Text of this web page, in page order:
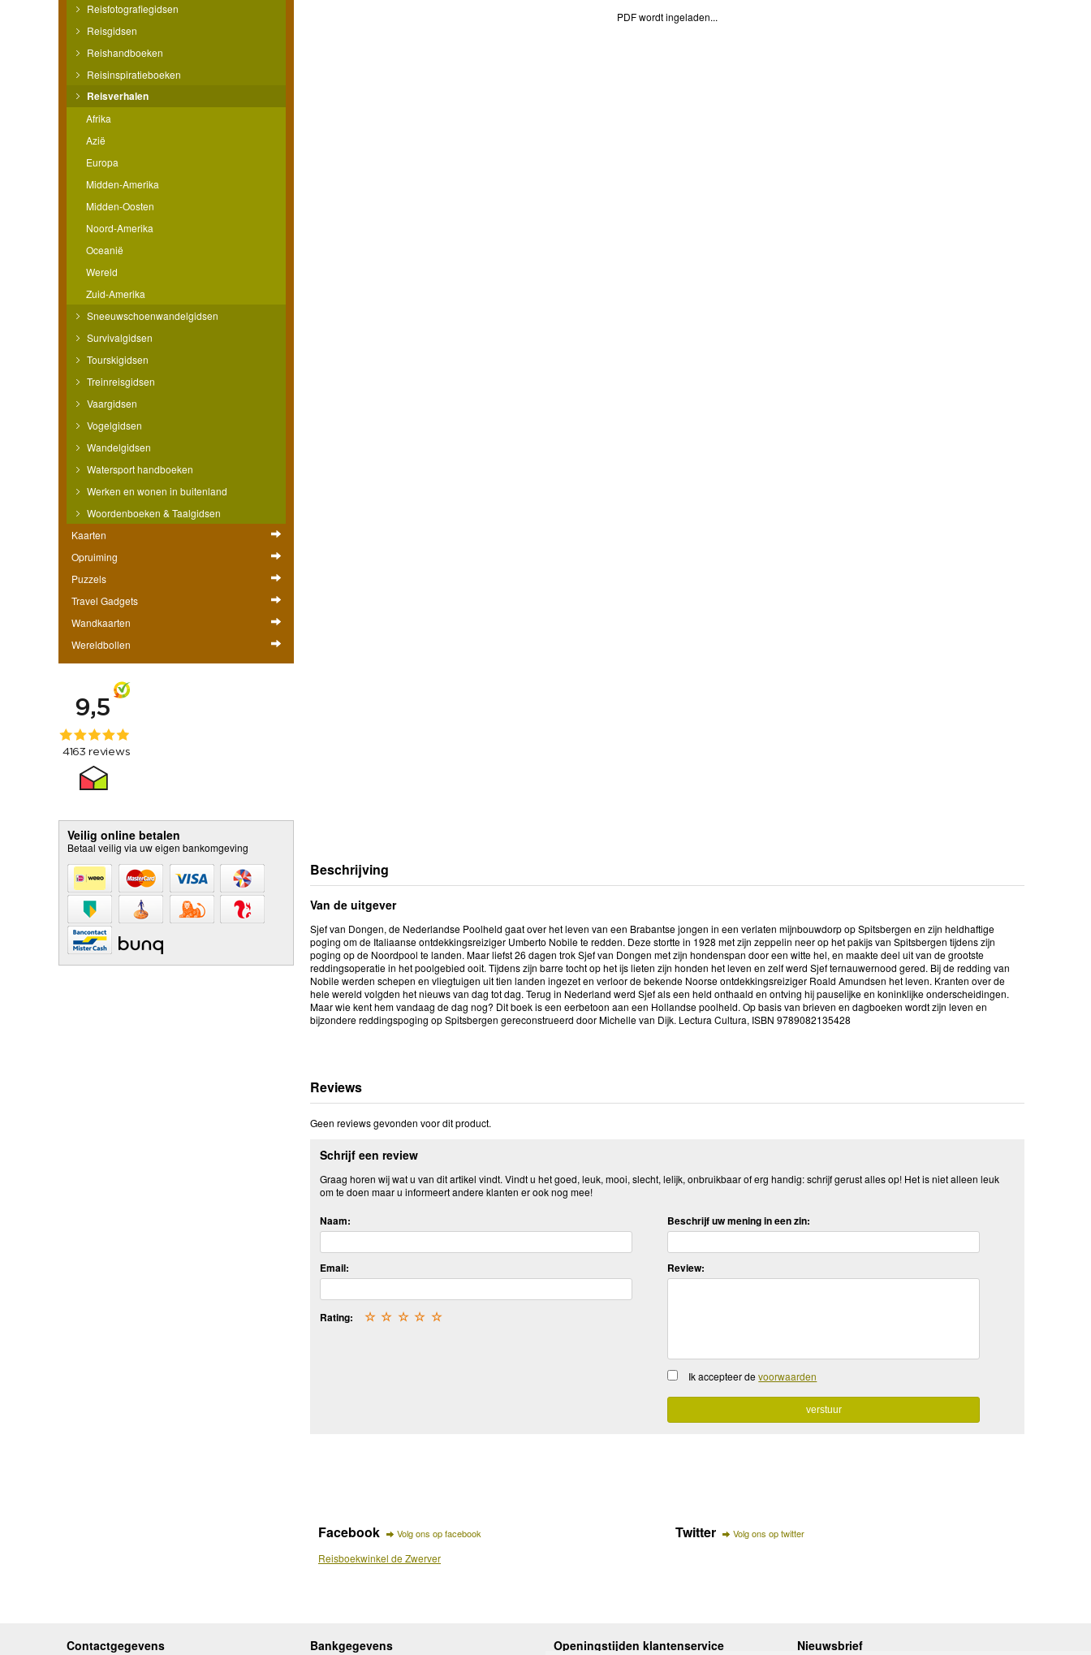
Reisfotografiegidsen
Reisgidsen
Reishandboeken
Reisinspiratieboeken
Reisverhalen
Afrika
Azië
Europa
Midden-Amerika
Midden-Oosten
Noord-Amerika
Oceanië
Wereld
Zuid-Amerika
Sneeuwschoenwandelgidsen
Survivalgidsen
Tourskigidsen
Treinreisgidsen
Vaargidsen
Vogelgidsen
Wandelgidsen
Watersport handboeken
Werken en wonen in buitenland
Woordenboeken & Taalgidsen
Kaarten
Opruiming
Puzzels
Travel Gadgets
Wandkaarten
Wereldbollen
Veilig online betalen
Betaal veilig via uw eigen bankomgeving
PDF wordt ingeladen...
Beschrijving
Van de uitgever
Sjef van Dongen, de Nederlandse Poolheld gaat over het leven van een Brabantse jongen in een verlaten mijnbouwdorp op Spitsbergen en zijn heldhaftige
poging om de Italiaanse ontdekkingsreiziger Umberto Nobile te redden. Deze stortte in 1928 met zijn zeppelin neer op het pakijs van Spitsbergen tijdens zijn
poging op de Noordpool te landen. Maar liefst 26 dagen trok Sjef van Dongen met zijn hondenspan door een witte hel, en maakte deel uit van de grootste
reddingsoperatie in het poolgebied ooit. Tijdens zijn barre tocht op het ijs lieten zijn honden het leven en zelf werd Sjef ternauwernood gered. Bij de redding van
Nobile werden schepen en vliegtuigen uit tien landen ingezet en verloor de bekende Noorse ontdekkingsreiziger Roald Amundsen het leven. Kranten over de
hele wereld volgden het nieuws van dag tot dag. Terug in Nederland werd Sjef als een held onthaald en ontving hij pauselijke en koninklijke onderscheidingen.
Maar wie kent hem vandaag de dag nog? Dit boek is een eerbetoon aan een Hollandse poolheld. Op basis van brieven en dagboeken wordt zijn leven en
bijzondere reddingspoging op Spitsbergen gereconstrueerd door Michelle van Dijk. Lectura Cultura, ISBN 9789082135428
Reviews
Geen reviews gevonden voor dit product.
Schrijf een review
Graag horen wij wat u van dit artikel vindt. Vindt u het goed, leuk, mooi, slecht, lelijk, onbruikbaar of erg handig: schrijf gerust alles op! Het is niet alleen leuk
om te doen maar u informeert andere klanten er ook nog mee!
Naam:
Email:
Rating: ☆
☆
☆
☆
☆
Beschrijf uw mening in een zin:
Review:
Ik accepteer devoorwaarden
Facebook Volg ons op facebook
Reisboekwinkel de Zwerver
Twitter Volg ons op twitter
Contactgegevens Bankgegevens Openingstijden klantenservice Nieuwsbrief